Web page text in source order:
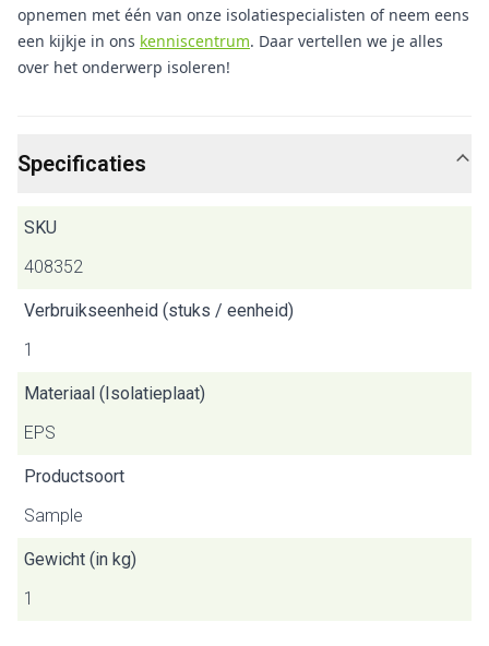
opnemen met één van onze isolatiespecialisten of neem eens
een kijkje in ons kenniscentrum. Daar vertellen we je alles
over het onderwerp isoleren!
Specificaties
SKU
408352
Verbruikseenheid (stuks / eenheid)
1
Materiaal (Isolatieplaat)
EPS
Productsoort
Sample
Gewicht (in kg)
1